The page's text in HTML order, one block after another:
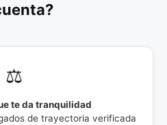
⚖️
te da tranquilidad
de trayectoria verificada